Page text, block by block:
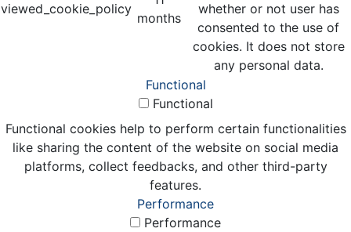
viewed_cookie_policy
months
whether or not user has
consented to the use of
cookies. It does not store
any personal data.
Functional
Functional
Functional cookies help to perform certain functionalities
like sharing the content of the website on social media
platforms, collect feedbacks, and other third-party
features.
Performance
Performance